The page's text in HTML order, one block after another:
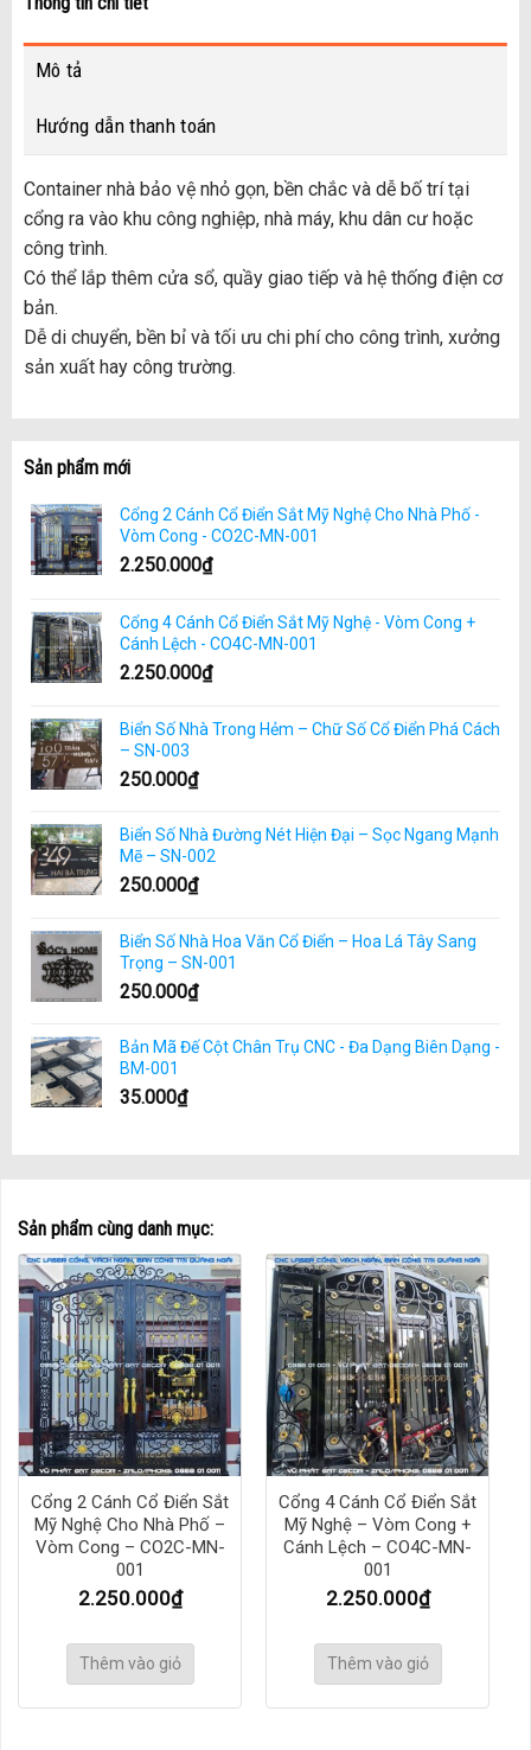
Mô tả
Hướng dẫn thanh toán
Container nhà bảo vệ nhỏ gọn, bền chắc và dễ bố trí tại
cổng ra vào khu công nghiệp, nhà máy, khu dân cư hoặc
công trình.
Có thể lắp thêm cửa sổ, quầy giao tiếp và hệ thống điện cơ
bản.
Dễ di chuyển, bền bỉ và tối ưu chi phí cho công trình, xưởng
sản xuất hay công trường.
Sản phẩm mới
Cổng 2 Cánh Cổ Điển Sắt Mỹ Nghệ Cho Nhà Phố -
Vòm Cong - CO2C-MN-001
2.250.000₫
Cổng 4 Cánh Cổ Điển Sắt Mỹ Nghệ - Vòm Cong +
Cánh Lệch - CO4C-MN-001
2.250.000₫
Biển Số Nhà Trong Hẻm – Chữ Số Cổ Điển Phá Cách
– SN-003
250.000₫
Biển Số Nhà Đường Nét Hiện Đại – Sọc Ngang Mạnh
Mẽ – SN-002
250.000₫
Biển Số Nhà Hoa Văn Cổ Điển – Hoa Lá Tây Sang
Trọng – SN-001
250.000₫
Bản Mã Đế Cột Chân Trụ CNC - Đa Dạng Biên Dạng -
BM-001
35.000₫
Sản phẩm cùng danh mục:
Cổng 2 Cánh Cổ Điển Sắt
Mỹ Nghệ Cho Nhà Phố –
Vòm Cong – CO2C-MN-
001
2.250.000₫
Thêm vào giỏ
Cổng 4 Cánh Cổ Điển Sắt
Mỹ Nghệ – Vòm Cong +
Cánh Lệch – CO4C-MN-
001
2.250.000₫
Thêm vào giỏ